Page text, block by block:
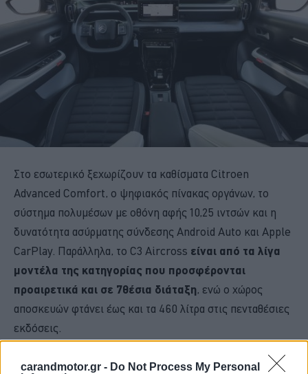
carandmotor.gr - Do Not Process My Personal
Στο εσωτερικό ξεχωρίζουν τα καθίσματα Citroen
Advanced Comfort, ο ψηφιακός πίνακας οργάνων, το
σύστημα πολυμέσων με οθόνη αφής 10,25 ιντσών και η
δυνατότητα ασύρματης σύνδεσης Android Auto και Apple
CarPlay. Παράλληλα, το C3 Aircross είναι από τα λίγα
μοντέλα της κατηγορίας που προσφέρονται
προαιρετικά και σε 7θέσια διάταξη, ενώ ο χώρος
αποσκευών φτάνει έως και τα 460 λίτρα στις πενταθέσιες
εκδόσεις.